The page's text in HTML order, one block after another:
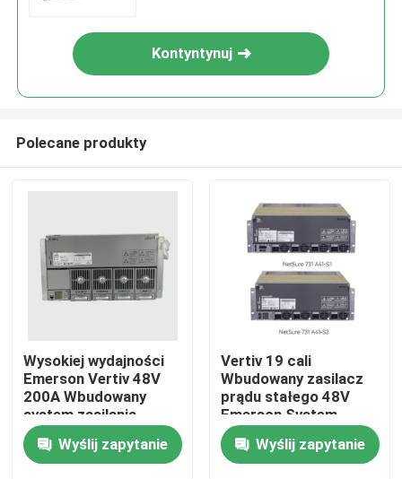
Dom
Kontyntynuj
Polecane produkty
Wysokiej wydajności
Emerson Vertiv 48V
200A Wbudowany
system zasilania
prądem stałym
Netsure 701 A41 -S1-
S5 -S6 -S8 -S3 -S10
Wyślij zapytanie
Vertiv 19 cali
Wbudowany zasilacz
prądu stałego 48V
Emerson System
naprawczy Netsure
731 A41 z zasilaczem
telekom R48-3000e3
Wyślij zapytanie